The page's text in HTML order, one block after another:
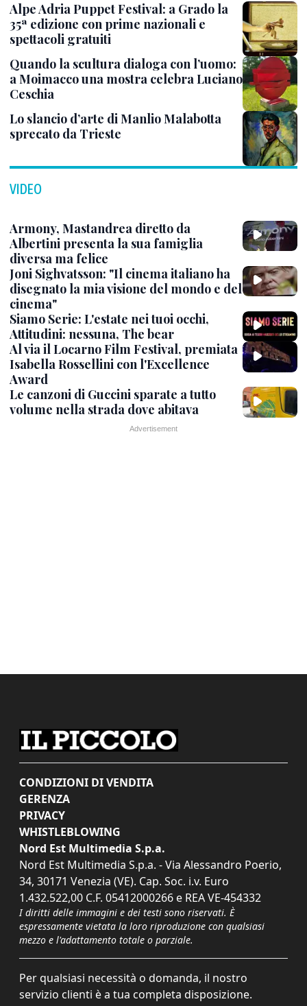
Alpe Adria Puppet Festival: a Grado la
35ª edizione con prime nazionali e
spettacoli gratuiti
Quando la scultura dialoga con l’uomo:
a Moimacco una mostra celebra Luciano
Ceschia
Lo slancio d’arte di Manlio Malabotta
sprecato da Trieste
VIDEO
Armony, Mastandrea diretto da
Albertini presenta la sua famiglia
diversa ma felice
Joni Sighvatsson: "Il cinema italiano ha
disegnato la mia visione del mondo e del
cinema"
Siamo Serie: L'estate nei tuoi occhi,
Attitudini: nessuna, The bear
Al via il Locarno Film Festival, premiata
Isabella Rossellini con l'Excellence
Award
Le canzoni di Guccini sparate a tutto
volume nella strada dove abitava
CONDIZIONI DI VENDITA
GERENZA
PRIVACY
WHISTLEBLOWING
Nord Est Multimedia S.p.a.
Nord Est Multimedia S.p.a. - Via Alessandro Poerio,
34, 30171 Venezia (VE). Cap. Soc. i.v. Euro
1.432.522,00 C.F. 05412000266 e REA VE-454332
I diritti delle immagini e dei testi sono riservati. È
espressamente vietata la loro riproduzione con qualsiasi
mezzo e l'adattamento totale o parziale.
Per qualsiasi necessità o domanda, il nostro
servizio clienti è a tua completa disposizione.